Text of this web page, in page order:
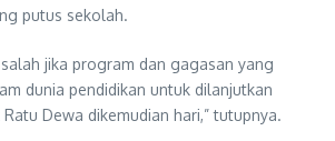
putus sekolah.
jika program dan gagasan yang
dunia pendidikan untuk dilanjutkan
Dewa dikemudian hari,” tutupnya.